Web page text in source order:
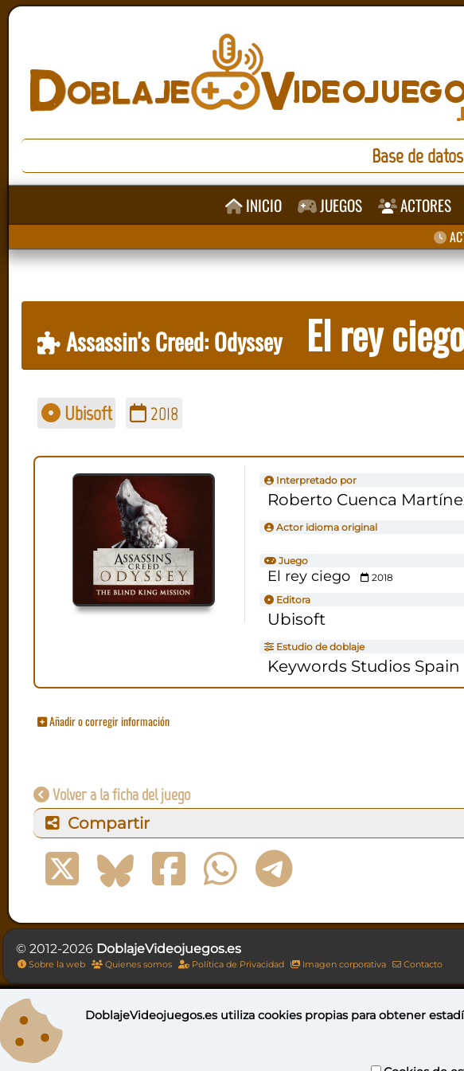
Base de
INICIO JUEGOS ACTORES
Assassin's Creed: Odyssey El rey ciego
Ubisoft 2018
Interpretado por
Roberto Cuenca
Actor idioma original
Juego
El rey ciego
2018
Editora
Ubisoft
Estudio de doblaje
Keywords Studios Spain
Añadir o corregir información
Volver a la ficha del juego
Compartir
© 2012-2026 DoblajeVideojuegos.es
Sobre la web Quienes somos Política de Privacidad Imagen corporativa Contacto
Esta obra está bajo una licencia
DoblajeVideojuegos.es utilizacookies propiaspara obtener